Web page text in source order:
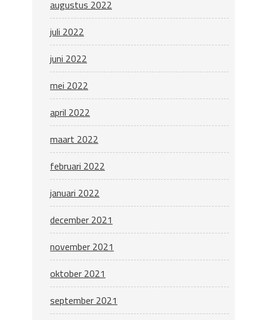
augustus 2022
juli 2022
juni 2022
mei 2022
april 2022
maart 2022
februari 2022
januari 2022
december 2021
november 2021
oktober 2021
september 2021